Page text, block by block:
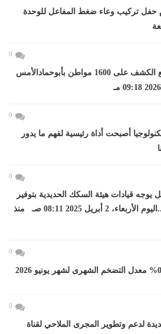
حفل تركيب وعاء ضغط المفاعل للوحدة
0
صحة الشرقية توقع الكشف على 1600 مواطن بأبوحمادالأمس
0
أصبحت أداة رئيسية لفهم ما يدور
0
يوجه قيادات هيئة السكك الحديدية بتوفير
أماكن في رحلات...اليوم الأربعاء، 2 أبريل 2025 08:11 صـ منذ
0
0
لدعم وتطوير المجرى الملاحي لقناة